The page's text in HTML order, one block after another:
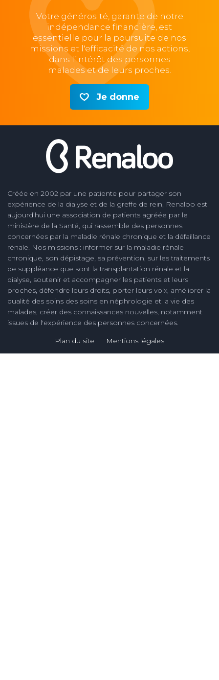
Votre générosité, garante de notre
indépendance financière, est
essentielle pour la poursuite de nos
missions et l'efficacité de nos actions,
dans l’intérêt des personnes
malades et de leurs proches.
Je donne
Créée en 2002 par une patiente pour partager son
expérience de la dialyse et de la greffe de rein, Renaloo est
aujourd’hui une association de patients agréée par le
ministère de la Santé, qui rassemble des personnes
concernées par la maladie rénale chronique et la défaillance
rénale. Nos missions : informer sur la maladie rénale
chronique, son dépistage, sa prévention, sur les traitements
de suppléance que sont la transplantation rénale et la
dialyse, soutenir et accompagner les patients et leurs
proches, défendre leurs droits, porter leurs voix, améliorer la
qualité des soins des soins en néphrologie et la vie des
malades, créer des connaissances nouvelles, notamment
issues de l'expérience des personnes concernées.
Plan du site Mentions légales